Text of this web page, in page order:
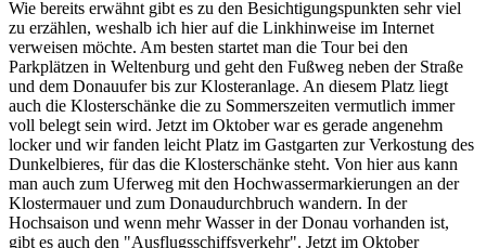
Wie bereits erwähnt gibt es zu den Besichtigungspunkten sehr viel
zu erzählen, weshalb ich hier auf die Linkhinweise im Internet
verweisen möchte. Am besten startet man die Tour bei den
Parkplätzen in Weltenburg und geht den Fußweg neben der Straße
und dem Donauufer bis zur Klosteranlage. An diesem Platz liegt
auch die Klosterschänke die zu Sommerszeiten vermutlich immer
voll belegt sein wird. Jetzt im Oktober war es gerade angenehm
locker und wir fanden leicht Platz im Gastgarten zur Verkostung des
Dunkelbieres, für das die Klosterschänke steht. Von hier aus kann
man auch zum Uferweg mit den Hochwassermarkierungen an der
Klostermauer und zum Donaudurchbruch wandern. In der
Hochsaison und wenn mehr Wasser in der Donau vorhanden ist,
gibt es auch den "Ausflugsschiffsverkehr". Jetzt im Oktober